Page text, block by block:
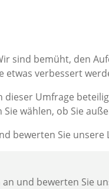
sind bemüht, den
etwas verbessert
Umfrage
wählen, ob Sie
bewerten Sie unsere
und bewerten Sie